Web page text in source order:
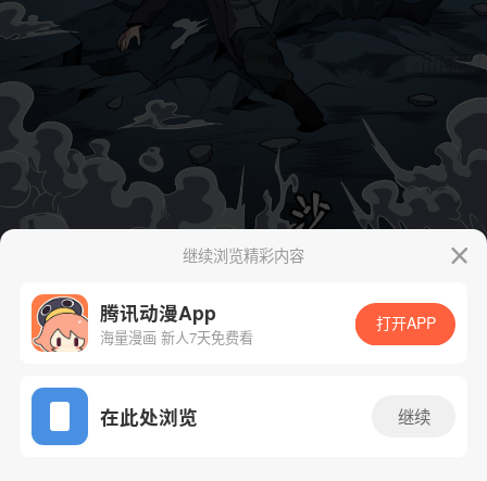
App免费看
继续浏览精彩内容
腾讯动漫App
海量漫画 新人7天免费看
打开APP
在此处浏览 继续